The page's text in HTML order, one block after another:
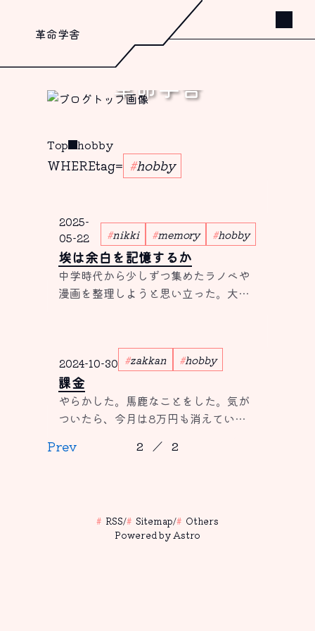
革命学舎
革命学舎
Top hobby
WHEREtag= hobby
2025-
05-22
nikki memory hobby
埃は余白を記憶するか
中学時代から少しずつ集めたラノベや
漫画を整理しようと思い立った。大量
2024-10-30 zakkan hobby
課金
やらかした。馬鹿なことをした。気が
ついたら、今月は8万円も消えてい
Prev 2 ／ 2
RSS/ Sitemap/
Others
Powered by Astro